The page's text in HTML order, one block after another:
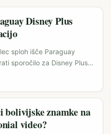
Disney Plus
sploh išče Paraguay
sporočilo za Disney Plus
— jezik, smeh, družinska
klubu ali šolski
s Paragvajem)
parku — kot kaže WDW
znamke na
video?